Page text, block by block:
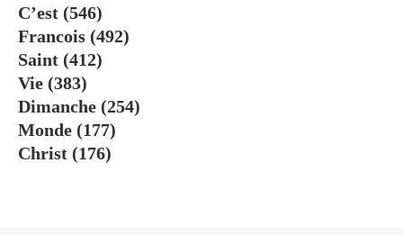
C’est (546)
Francois (492)
Saint (412)
Vie (383)
Dimanche (254)
Monde (177)
Christ (176)